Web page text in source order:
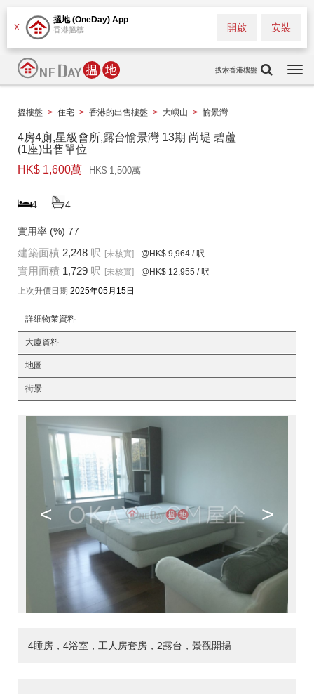
X
搵地 (OneDay) App
香港搵樓 安裝
開啟
搜索香港樓盤
搵樓盤 > 住宅 > 香港的出售樓盤 > 大嶼山 > 愉景灣
4房4廁,星級會所,露台愉景灣 13期 尚堤 碧蘆
(1座)出售單位
HK$ 1,600萬
HK$ 1,500萬
4 4
實用率 (%) 77
建築面積 2,248 呎 [未核實] @HK$ 9,964 / 呎
實用面積 1,729 呎 [未核實] @HK$ 12,955 / 呎
上次升價日期 2025年05月15日
詳細物業資料
大廈資料
地圖
街景
< >
4睡房，4浴室，工人房套房，2露台，景觀開揚